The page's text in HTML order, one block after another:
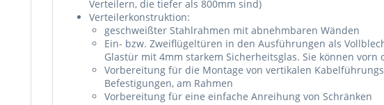
Verteilern, die tiefer als 800mm sind)
Verteilerkonstruktion:
geschweißter Stahlrahmen mit abnehmbaren Wänden
Ein- bzw. Zweiflügeltüren in den Ausführungen als
Glastür mit 4mm starkem Sicherheitsglas. Sie können
Vorbereitung für die Montage von vertikalen
Befestigungen, am Rahmen
Vorbereitung für eine einfache Anreihung von Schränken